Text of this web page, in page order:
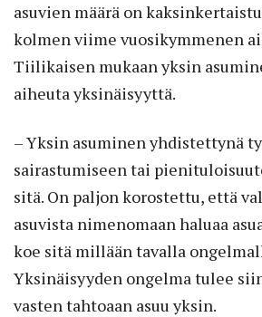
asuvien määrä on
kolmen viime vuosikymmenen
Tiilikaisen mukaan yksin
aiheuta yksinäisyyttä.
– Yksin asuminen yhdistettynä
sairastumiseen tai
sitä. On paljon korostettu, että
asuvista nimenomaan haluaa
koe sitä millään tavalla
Yksinäisyyden ongelma tulee
vasten tahtoaan asuu yksin.